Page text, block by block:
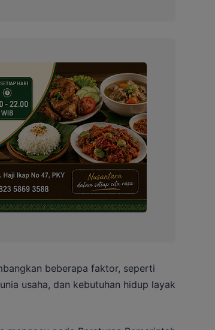
beberapa faktor, seperti
usaha, dan kebutuhan hidup layak